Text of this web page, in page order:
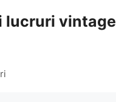
lucruri vintage